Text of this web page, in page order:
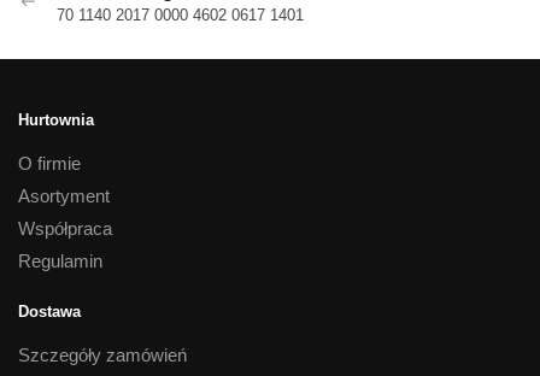
70 1140 2017 0000 4602 0617 1401
Hurtownia
O firmie
Asortyment
Współpraca
Regulamin
Dostawa
Szczegóły zamówień